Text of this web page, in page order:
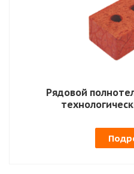
Рядовой